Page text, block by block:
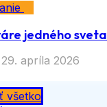
jedného sveta
29. apríla 2026
všetko